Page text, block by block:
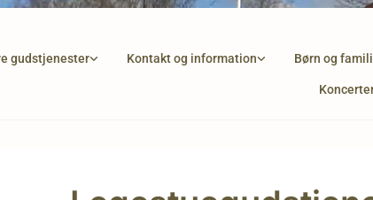
gudstjenester Kontakt og information Børn og